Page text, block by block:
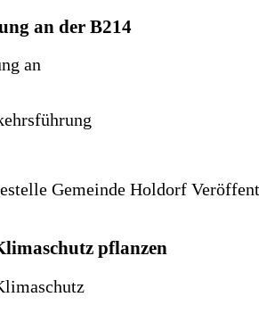
an der B214
Gemeinde Holdorf
pflanzen